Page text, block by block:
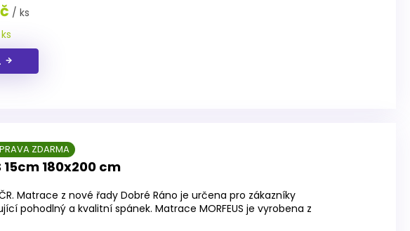
/ ks
15cm 180x200 cm
ZDARMA
Matrace z nové řady Dobré Ráno je určena pro zákazníky
pohodlný a kvalitní spánek. Matrace MORFEUS je vyrobena z